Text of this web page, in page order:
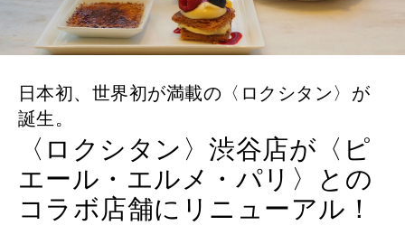
SUSTAINABLE
わたしができること
自分を耕す
WORK&MONEY
いい人生って？
日本初、世界初が満載の〈ロクシタン〉が
誕生。
〈ロクシタン〉渋谷店が〈ピ
エール・エルメ・パリ〉との
コラボ店舗にリニューアル！